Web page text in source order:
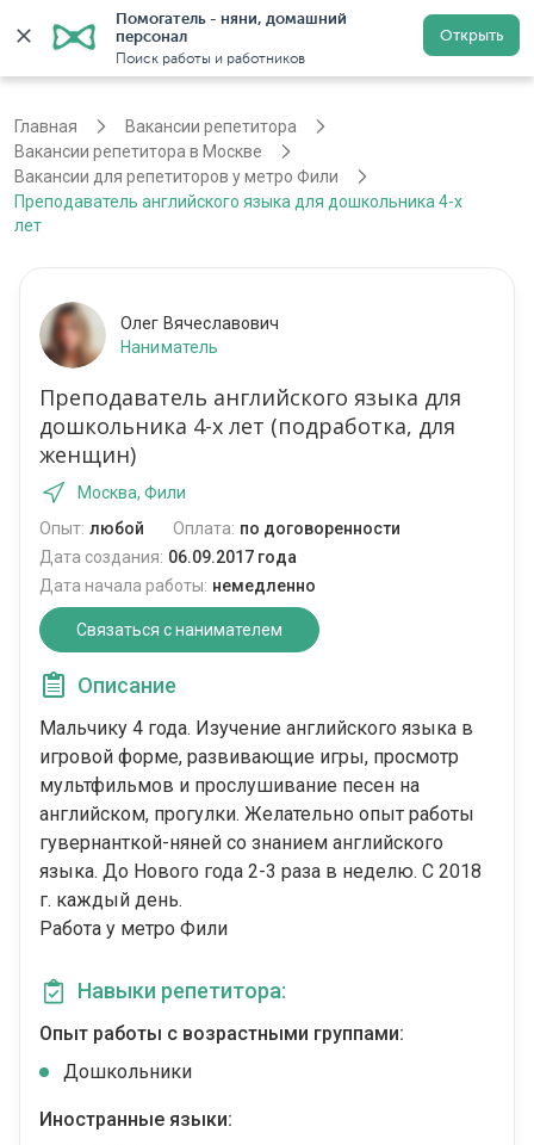
Помогатель - няни, домашний
персонал
Поиск работы и работников
Открыть
Регистрация
Главная
Вакансии репетитора
Вакансии репетитора в Москве
Вакансии для репетиторов у метро Фили
Преподаватель английского языка для дошкольника 4-х
лет
Олег Вячеславович
Наниматель
Преподаватель английского языка для
дошкольника 4-х лет (подработка, для
женщин)
Москва, Фили
Опыт: любой Оплата: по договоренности
Дата создания: 06.09.2017 года
Дата начала работы: немедленно
Связаться с нанимателем
Описание
Мальчику 4 года. Изучение английского языка в
игровой форме, развивающие игры, просмотр
мультфильмов и прослушивание песен на
английском, прогулки. Желательно опыт работы
гувернанткой-няней со знанием английского
языка. До Нового года 2-3 раза в неделю. С 2018
г. каждый день.
Работа у метро Фили
Навыки репетитора:
Опыт работы с возрастными группами:
Дошкольники
Иностранные языки: